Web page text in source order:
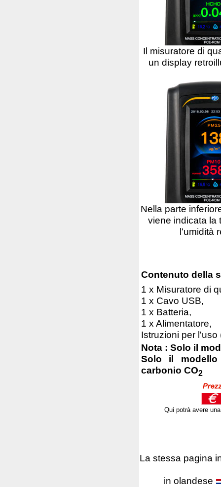
Il misuratore di
un display
Nella parte
viene indicata la
l'umidità
Contenuto della
1 x Misuratore di
1 x Cavo USB,
1 x Batteria,
1 x Alimentatore,
Istruzioni per l'uso
Nota : Solo il
Solo il
carbonio CO2
Qui potrà avere
La stessa pagina
in olandese